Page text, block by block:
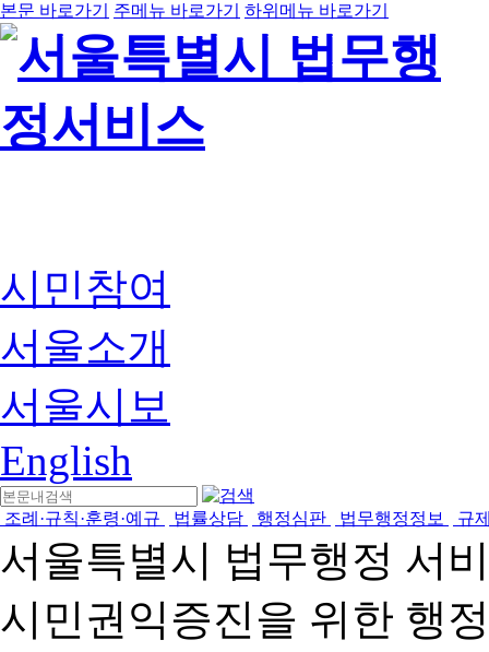
본문 바로가기 주메뉴 바로가기 하위메뉴 바로가기
시민참여
서울소개
서울시보
English
조례·규칙·훈령·예규 법률상담 행정심판 법무행정정보 규
서울특별시 법무행정 서
시민권익증진을 위한 행